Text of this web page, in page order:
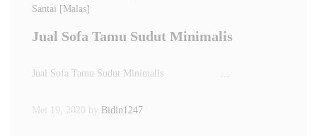
Santai [Malas]
Jual Sofa Tamu Sudut Minimalis
Jual Sofa Tamu Sudut Minimalis …
Mei 19, 2020 by Bidin1247